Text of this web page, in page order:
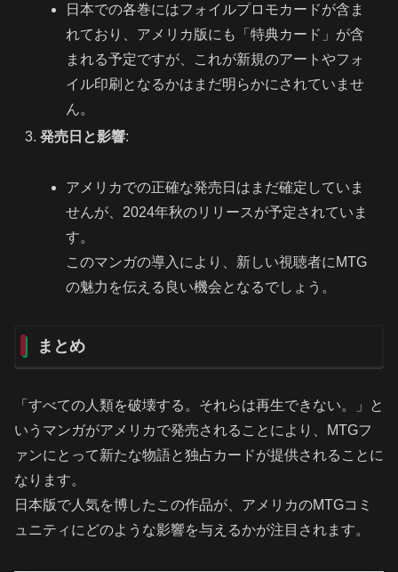
日本での各巻にはフォイルプロモカードが含ま
れており、アメリカ版にも「特典カード」が含
まれる予定ですが、これが新規のアートやフォ
イル印刷となるかはまだ明らかにされていませ
ん。
発売日と影響:
アメリカでの正確な発売日はまだ確定していま
せんが、2024年秋のリリースが予定されていま
す。
このマンガの導入により、新しい視聴者にMTG
の魅力を伝える良い機会となるでしょう。
まとめ
「すべての人類を破壊する。それらは再生できない。」と
いうマンガがアメリカで発売されることにより、MTGフ
ァンにとって新たな物語と独占カードが提供されることに
なります。
日本版で人気を博したこの作品が、アメリカのMTGコミ
ュニティにどのような影響を与えるかが注目されます。